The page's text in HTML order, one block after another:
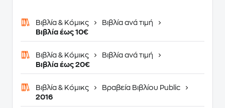
Βιβλία & Κόμικς
Βιβλία ανά τιμή
Βιβλία έως 10€
Βιβλία & Κόμικς
Βιβλία ανά τιμή
Βιβλία έως 20€
Βιβλία & Κόμικς
Βραβεία Βιβλίου Public
2016